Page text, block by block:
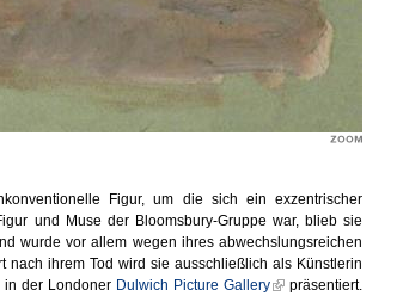
Figur, um die sich ein exzentrischer
und Muse der Bloomsbury-Gruppe war, blieb sie
wurde vor allem wegen ihres abwechslungsreichen
nach ihrem Tod wird sie ausschließlich als Künstlerin
in der Londoner Dulwich Picture Gallery
präsentiert.